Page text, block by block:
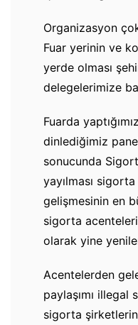
Organizasyon
Fuar yerinin ve
yerde olması
delegelerimize
Fuarda
dinlediğimiz
sonucunda
yayılması
gelişmesinin en
sigorta
olarak yine
Acentelerden
paylaşımı illegal
sigorta